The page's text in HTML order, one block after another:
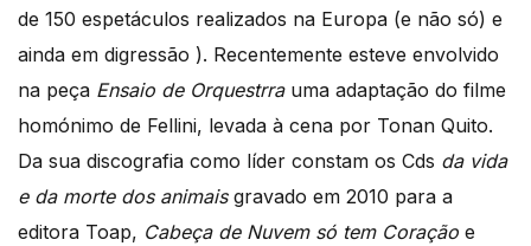
de 150 espetáculos realizados na Europa (e não só) e
ainda em digressão ). Recentemente esteve envolvido
na peça Ensaio de Orquestrrauma adaptação do filme
homónimo de Fellini, levada à cena por Tonan Quito.
Da sua discografia como líder constam os Cds da vida
e da morte dos animaisgravado em 2010 para a
editora Toap, Cabeça de Nuvem só tem Coração e